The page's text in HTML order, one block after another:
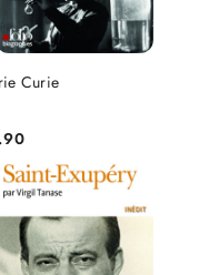
CurieDO KOSZYKA